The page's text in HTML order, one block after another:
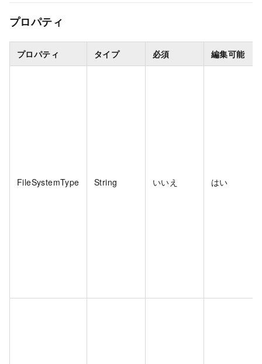
プロパティ
プロパティ タイプ 必須 編集可能
FileSystemType String いいえ はい